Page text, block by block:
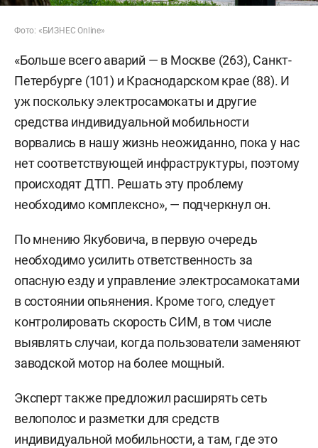
Фото: «БИЗНЕС Online»
«Больше всего аварий — в Москве (263), Санкт-
Петербурге (101) и Краснодарском крае (88). И
уж поскольку электросамокаты и другие
средства индивидуальной мобильности
ворвались в нашу жизнь неожиданно, пока у нас
нет соответствующей инфраструктуры, поэтому
происходят ДТП. Решать эту проблему
необходимо комплексно», — подчеркнул он.
По мнению Якубовича, в первую очередь
необходимо усилить ответственность за
опасную езду и управление электросамокатами
в состоянии опьянения. Кроме того, следует
контролировать скорость СИМ, в том числе
выявлять случаи, когда пользователи заменяют
заводской мотор на более мощный.
Эксперт также предложил расширять сеть
велополос и разметки для средств
индивидуальной мобильности, а там, где это